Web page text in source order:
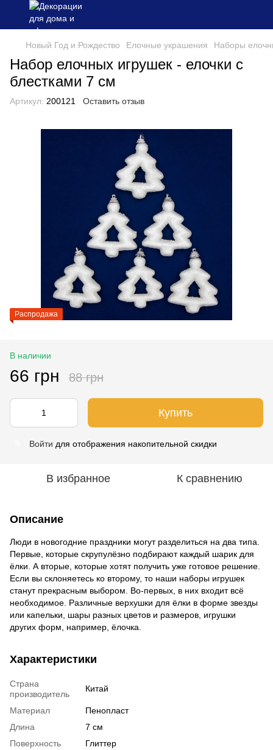
Новый Год и Рождество Елочные украшения Наборы
Набор елочных игрушек - елочки с
блестками 7 см
Артикул: 200121 Оставить отзыв
Распродажа
В наличии
66 грн 88 грн
Купить
Войти для отображения накопительной скидки
В избранное К сравнению
Описание
Люди в новогодние праздники могут разделиться на два типа.
Первые, которые скрупулёзно подбирают каждый шарик для
ёлки. А вторые, которые хотят получить уже готовое решение.
Если вы склоняетесь ко второму, то наши наборы игрушек
станут прекрасным выбором. Во-первых, в них входит всё
необходимое. Различные верхушки для ёлки в форме звезды
или капельки, шары разных цветов и размеров, игрушки
других форм, например, ёлочка.
Характеристики
Страна
производитель
Китай
Материал
Пенопласт
Длина
7 см
Поверхность
Глиттер